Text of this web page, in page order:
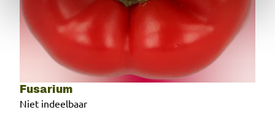
Fusarium
Niet indeelbaar